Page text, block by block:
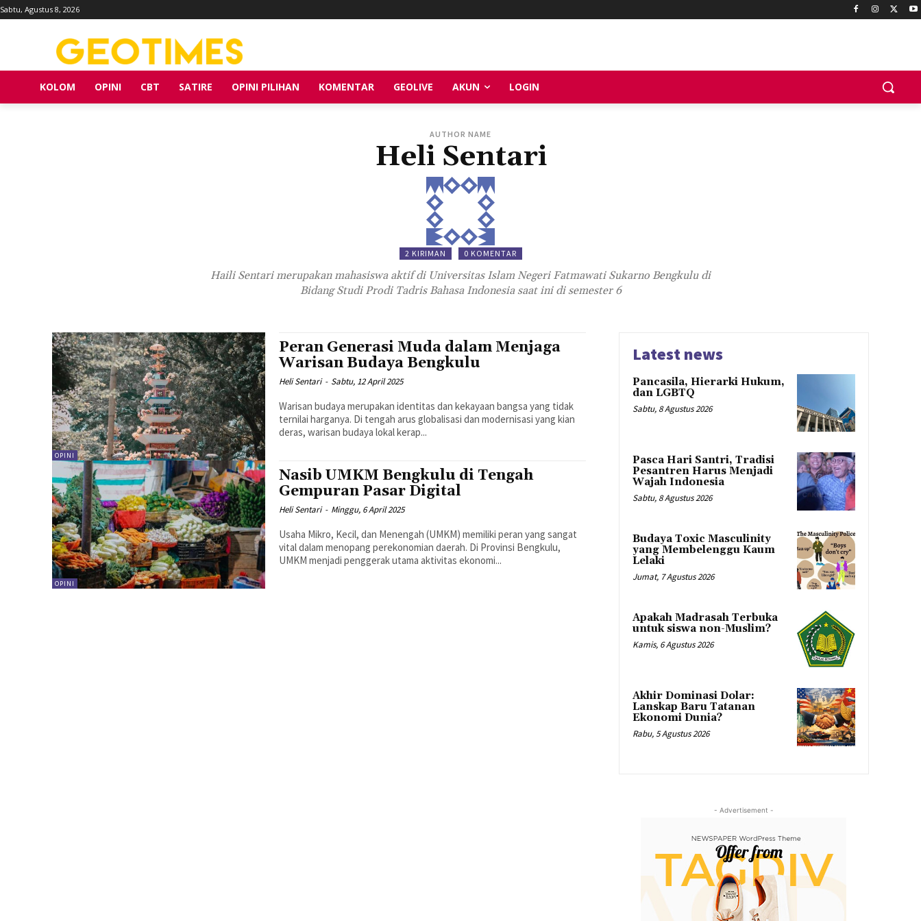
Sabtu, Agustus 8, 2026
KOLOM OPINI CBT SATIRE OPINI PILIHAN KOMENTAR GEOLIVE AKUN LOGIN
AUTHOR NAME
Heli Sentari
2 KIRIMAN 0 KOMENTAR
Haili Sentari merupakan mahasiswa aktif di Universitas Islam Negeri Fatmawati Sukarno Bengkulu di
Bidang Studi Prodi Tadris Bahasa Indonesia saat ini di semester 6
OPINI
Peran Generasi Muda dalam Menjaga
Warisan Budaya Bengkulu
Heli Sentari - Sabtu, 12 April 2025
Warisan budaya merupakan identitas dan kekayaan bangsa yang tidak
ternilai harganya. Di tengah arus globalisasi dan modernisasi yang kian
deras, warisan budaya lokal kerap...
OPINI
Nasib UMKM Bengkulu di Tengah
Gempuran Pasar Digital
Heli Sentari - Minggu, 6 April 2025
Usaha Mikro, Kecil, dan Menengah (UMKM) memiliki peran yang sangat
vital dalam menopang perekonomian daerah. Di Provinsi Bengkulu,
UMKM menjadi penggerak utama aktivitas ekonomi...
Latest news
Pancasila, Hierarki Hukum,
dan LGBTQ
Sabtu, 8 Agustus 2026
Pasca Hari Santri, Tradisi
Pesantren Harus Menjadi
Wajah Indonesia
Sabtu, 8 Agustus 2026
Budaya Toxic Masculinity
yang Membelenggu Kaum
Lelaki
Jumat, 7 Agustus 2026
Apakah Madrasah Terbuka
untuk siswa non-Muslim?
Kamis, 6 Agustus 2026
Akhir Dominasi Dolar:
Lanskap Baru Tatanan
Ekonomi Dunia?
Rabu, 5 Agustus 2026
- Advertisement -